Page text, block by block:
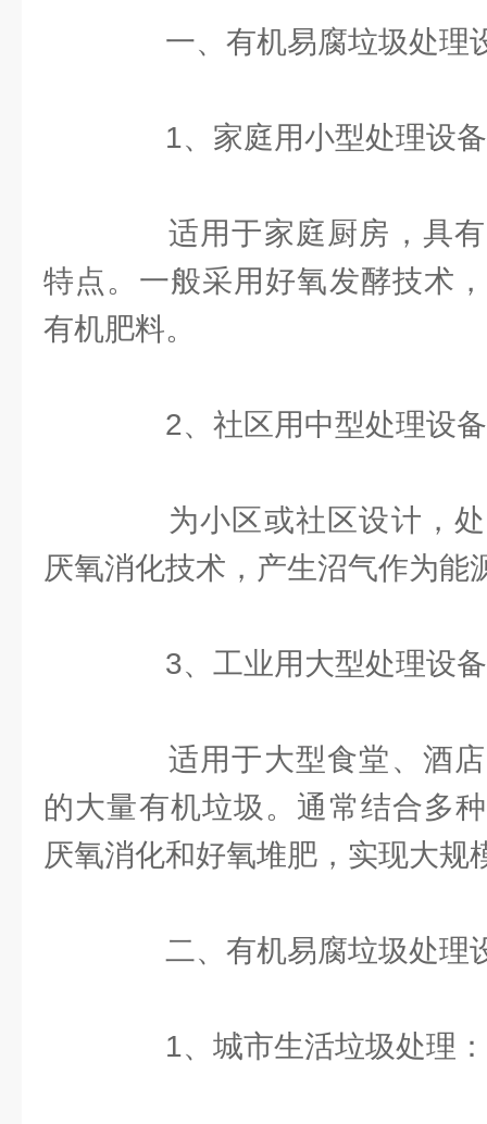
一、有机易腐垃圾处理
1、家庭用小型处理设
适用于家庭厨房，具有
特点。一般采用好氧发酵技术
有机肥料。
2、社区用中型处理设
为小区或社区设计，处
厌氧消化技术，产生沼气作为能
3、工业用大型处理设
适用于大型食堂、酒店
的大量有机垃圾。通常结合多
厌氧消化和好氧堆肥，实现大规
二、有机易腐垃圾处理
1、城市生活垃圾处理：